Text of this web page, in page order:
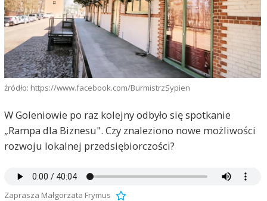
źródło: https://www.facebook.com/BurmistrzSypien
W Goleniowie po raz kolejny odbyło się spotkanie
„Rampa dla Biznesu". Czy znaleziono nowe możliwości
rozwoju lokalnej przedsiębiorczości?
Zaprasza Małgorzata Frymus